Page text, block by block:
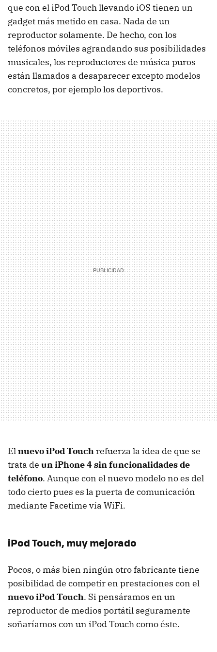
que con el iPod Touch llevando iOS tienen un
gadget más metido en casa. Nada de un
reproductor solamente. De hecho, con los
teléfonos móviles agrandando sus posibilidades
musicales, los reproductores de música puros
están llamados a desaparecer excepto modelos
concretos, por ejemplo los deportivos.
Elnuevo iPod Touch refuerza la idea de que se
trata de un iPhone 4 sin funcionalidades de
teléfono. Aunque con el nuevo modelo no es del
todo cierto pues es la puerta de comunicación
mediante Facetime vía WiFi.
iPod Touch, muy mejorado
Pocos, o más bien ningún otro fabricante tiene
posibilidad de competir en prestaciones con el
nuevo iPod Touch. Si pensáramos en un
reproductor de medios portátil seguramente
soñaríamos con un iPod Touch como éste.